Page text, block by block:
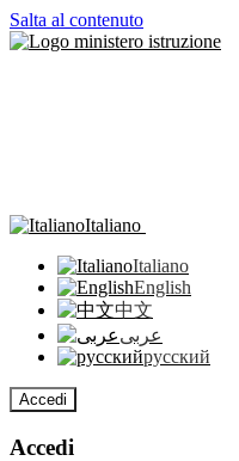
Salta al contenuto
Italiano
Italiano
English
中文
عربى
русский
Accedi
Accedi